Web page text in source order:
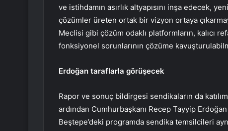
ve istihdamın asırlık altyapısını inşa edecek,
çözümler üreten ortak bir vizyon ortaya
Meclisi gibi çözüm odaklı platformların, kalıcı
fonksiyonel sorunlarının çözüme
Erdoğan taraflarla görüşecek
Rapor ve sonuç bildirgesi sendikaların da
ardından Cumhurbaşkanı Recep Tayyip
Beştepe’deki programda sendika temsilcileri